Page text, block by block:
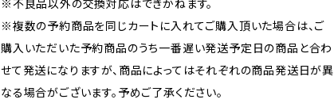
※不良品以外の交換対応はできかねます。
※複数の予約商品を同じカートに入れてご購入頂いた場合は、ご
購入いただいた予約商品のうち一番遅い発送予定日の商品と合わ
せて発送になりますが、商品によってはそれぞれの商品発送日が異
なる場合がございます。予めご了承ください。